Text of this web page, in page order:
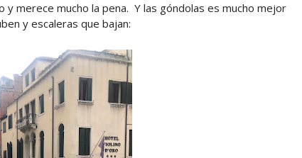
merece mucho la pena. Y las góndolas es mucho mejor
y escaleras que bajan: